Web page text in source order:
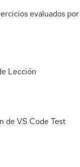
evaluados por
Lección
de VS Code Test